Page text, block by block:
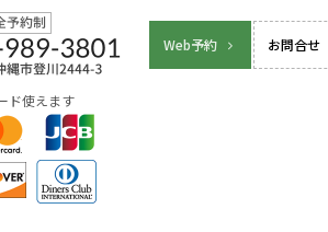
Web予約 お問合せ
ド使えます